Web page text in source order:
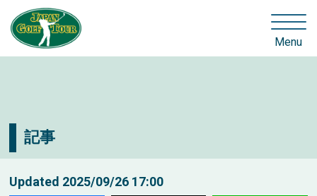
Menu
記事
Updated 2025/09/26 17:00